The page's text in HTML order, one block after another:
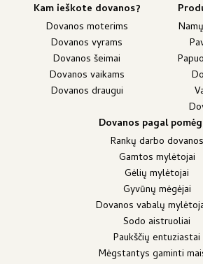
Kam ieškote dovanos?
Dovanos moterims
Dovanos vyrams
Dovanos šeimai
Dovanos vaikams
Dovanos draugui
Dovanos pagal
Rankų darbo dovanos
Gamtos mylėtojai
Gėlių mylėtojai
Gyvūnų mėgėjai
Dovanos vabalų
Sodo aistruoliai
Paukščių entuziastai
Mėgstantys gaminti